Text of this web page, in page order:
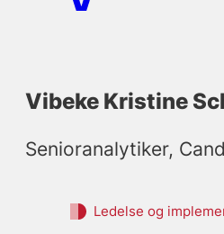
Vibeke Kristine
Senioranalytiker,
Ledelse og